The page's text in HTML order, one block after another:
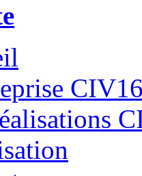
CIV16